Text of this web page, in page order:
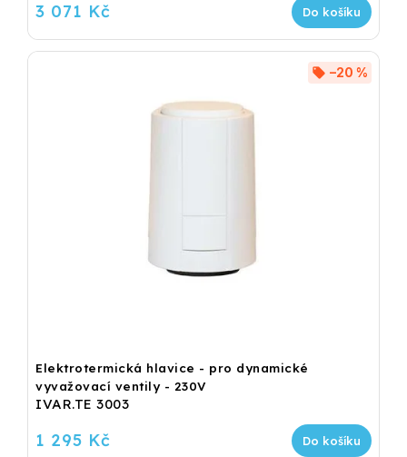
3 071 Kč Do košíku
Elektrotermická hlavice - pro dynamické
vyvažovací ventily - 230V
IVAR.TE 3003
–20 %
1 295 Kč Do košíku